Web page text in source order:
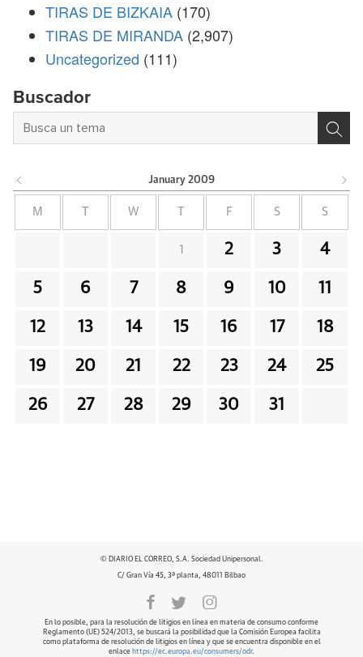
TIRAS DE BIZKAIA (170)
TIRAS DE MIRANDA (2,907)
Uncategorized (111)
Buscador
January 2009
M W F S S
1 2 3 4
5 6 7 8 9 10 11
12 13 14 15 16 17 18
19 20 21 22 23 24 25
26 27 28 29 30 31
© DIARIO EL CORREO, S.A. Sociedad Unipersonal.
C/ Gran Vía 45, 3ª planta, 48011 Bilbao
En lo posible, para la resolución de litigios en línea en materia de consumo conforme
Reglamento (UE) 524/2013, se buscará la posibilidad que la Comisión Europea facilita
como plataforma de resolución de litigios en línea y que se encuentra disponible en el
enlace https://ec.europa.eu/consumers/odr.